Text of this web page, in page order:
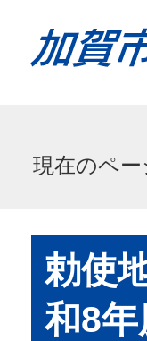
現在のペー
勅使
和8年